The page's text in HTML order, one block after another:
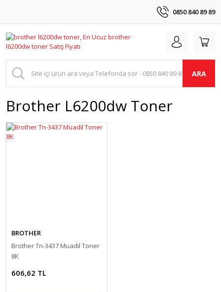
0850 840 89 89
ARA
Brother L6200dw Toner
BROTHER
Brother Tn-3437 Muadil Toner
8K
606,62 TL